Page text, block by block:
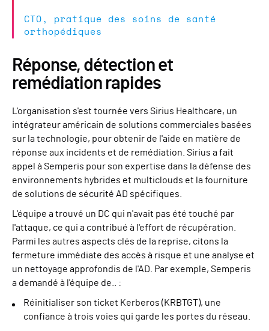
CTO, pratique des soins de santé
orthopédiques
Réponse, détection et
remédiation rapides
L'organisation s'est tournée vers Sirius Healthcare, un
intégrateur américain de solutions commerciales basées
sur la technologie, pour obtenir de l'aide en matière de
réponse aux incidents et de remédiation. Sirius a fait
appel à Semperis pour son expertise dans la défense des
environnements hybrides et multiclouds et la fourniture
de solutions de sécurité AD spécifiques.
L'équipe a trouvé un DC qui n'avait pas été touché par
l'attaque, ce qui a contribué à l'effort de récupération.
Parmi les autres aspects clés de la reprise, citons la
fermeture immédiate des accès à risque et une analyse et
un nettoyage approfondis de l'AD. Par exemple, Semperis
a demandé à l'équipe de.. :
Réinitialiser son ticket Kerberos (KRBTGT), une
confiance à trois voies qui garde les portes du réseau.